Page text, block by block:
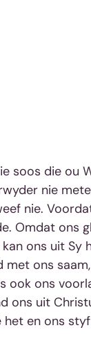
soos die ou
nie
nie.
Omdat ons
ons uit Sy
met ons
ook ons
ons uit
het en ons